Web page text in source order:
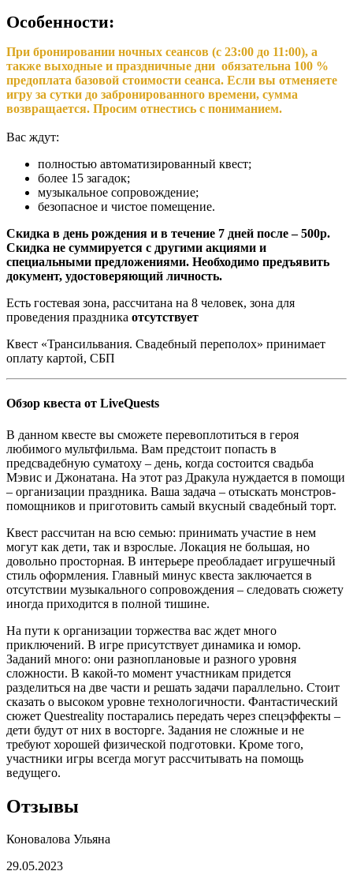
Особенности:
При бронировании ночных сеансов (с 23:00 до 11:00), а
также выходные и праздничные дни обязательна 100 %
предоплата базовой стоимости сеанса. Если вы отменяете
игру за сутки до забронированного времени, сумма
возвращается. Просим отнестись с пониманием.
Вас ждут:
полностью автоматизированный квест;
более 15 загадок;
музыкальное сопровождение;
безопасное и чистое помещение.
Скидка в день рождения и в течение 7 дней после – 500р.
Скидка не суммируется с другими акциями и
специальными предложениями. Необходимо предъявить
документ, удостоверяющий личность.
Есть гостевая зона, рассчитана на 8 человек, зона для
проведения праздника отсутствует
Квест «Трансильвания. Свадебный переполох» принимает
оплату картой, СБП
Обзор квеста от LiveQuests
В данном квесте вы сможете перевоплотиться в героя
любимого мультфильма. Вам предстоит попасть в
предсвадебную суматоху – день, когда состоится свадьба
Мэвис и Джонатана. На этот раз Дракула нуждается в помощи
– организации праздника. Ваша задача – отыскать монстров-
помощников и приготовить самый вкусный свадебный торт.
Квест рассчитан на всю семью: принимать участие в нем
могут как дети, так и взрослые. Локация не большая, но
довольно просторная. В интерьере преобладает игрушечный
стиль оформления. Главный минус квеста заключается в
отсутствии музыкального сопровождения – следовать сюжету
иногда приходится в полной тишине.
На пути к организации торжества вас ждет много
приключений. В игре присутствует динамика и юмор.
Заданий много: они разноплановые и разного уровня
сложности. В какой-то момент участникам придется
разделиться на две части и решать задачи параллельно. Стоит
сказать о высоком уровне технологичности. Фантастический
сюжет Questreality постарались передать через спецэффекты –
дети будут от них в восторге. Задания не сложные и не
требуют хорошей физической подготовки. Кроме того,
участники игры всегда могут рассчитывать на помощь
ведущего.
Отзывы
Коновалова Ульяна
29.05.2023